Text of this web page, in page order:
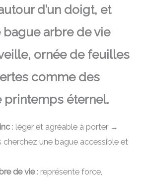
d’un doigt, et
bague arbre de vie
ornée de feuilles
comme des
printemps éternel.
: léger et agréable à porter →
cherchez une bague accessible et
de vie: représente force,